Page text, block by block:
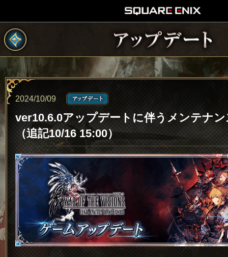
2024/10/09
ver10.6.0アップデートに伴うメンテナ
（追記10/16 15:00）